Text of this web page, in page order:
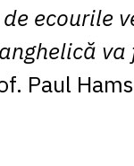
ecourile
Paul